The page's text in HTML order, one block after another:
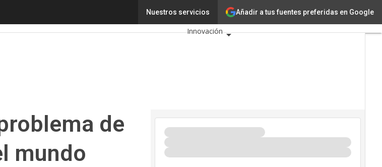
Añadir a tus fuentes preferidas en Google
Nuestros servicios
la mala comunicación en el mundo empresarialTecnología
Innovación
Calendario de
de
mundo